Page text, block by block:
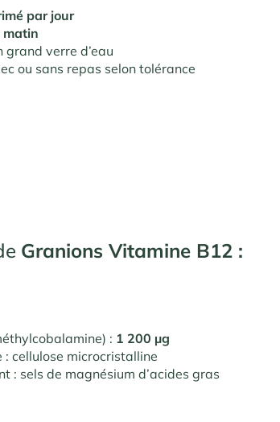
par jour
matin
verre d’eau
ou sans repas selon tolérance
Granions Vitamine B12 :
: 1 200 µg
cellulose microcristalline
: sels de magnésium d’acides gras